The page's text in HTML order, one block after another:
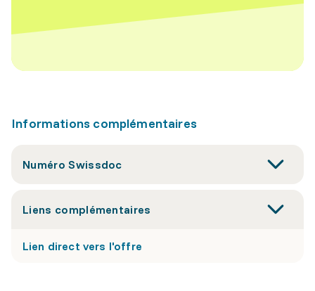
Informations complémentaires
Numéro Swissdoc
Liens complémentaires
Lien direct vers l'offre